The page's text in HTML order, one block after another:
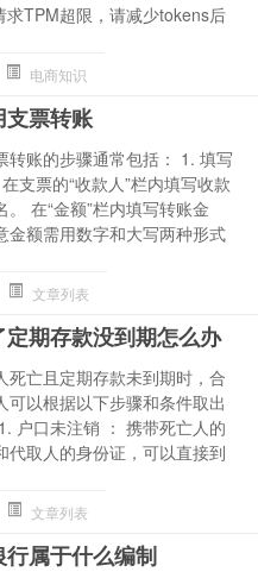
TPM超限，请减少tokens后
电商知识
支票转账
转账的步骤通常包括： 1. 填写
支票的“收款人”栏内填写收款
。 在“金额”栏内填写转账金
金额需用数字和大写两种形式
文章列表
定期存款没到期怎么办
死亡且定期存款未到期时，合
可以根据以下步骤和条件取出
户口未注销 ： 携带死亡人的
代取人的身份证，可以直接到
文章列表
行属于什么编制